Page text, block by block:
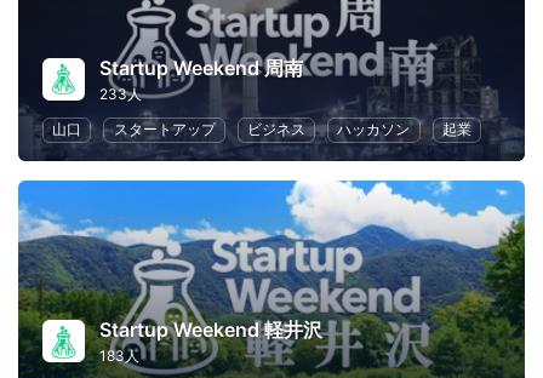
Startup Weekend 周南
233人
山口
スタートアップ ビジネス ハッカソン 起業
Startup Weekend 軽井沢
183人